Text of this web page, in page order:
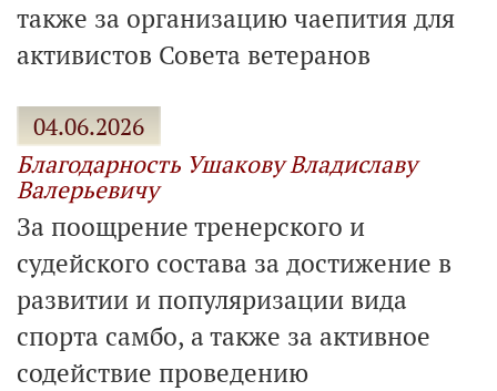
также за организацию чаепития для
активистов Совета ветеранов
04.06.2026
Благодарность Ушакову Владиславу
Валерьевичу
За поощрение тренерского и
судейского состава за достижение в
развитии и популяризации вида
спорта самбо, а также за активное
содействие проведению